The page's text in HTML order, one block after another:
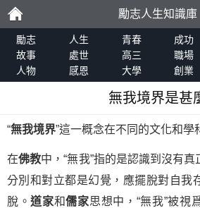
勵
志
勵志人生知識庫
勵志 人生 青春 成功
故事
處世 高三 職場
人物
感恩 大學 創業
無我境界是甚
“無我境界”這一概念在不同的文化和學
在佛教中，“無我”指的是認識到沒有真
分別和對立都是幻覺，應擺脫對自我
脫。道家和儒家思想中，“無我”被視